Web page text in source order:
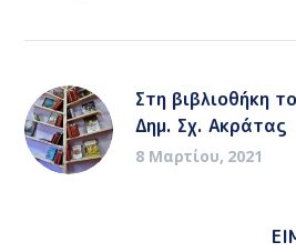
Στη βιβλιοθήκη
Δημ. Σχ. Ακράτας
8 Μαρτίου, 2021